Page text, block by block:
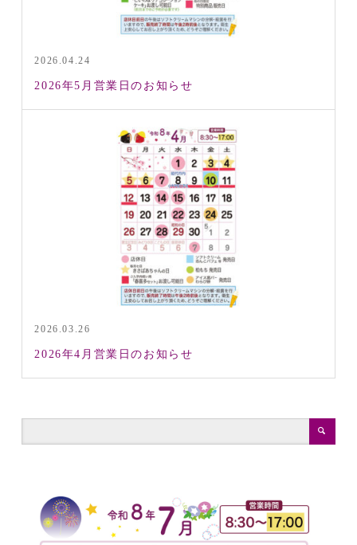
2026.04.24
2026年5月営業日のお知らせ
2026.03.26
2026年4月営業日のお知らせ